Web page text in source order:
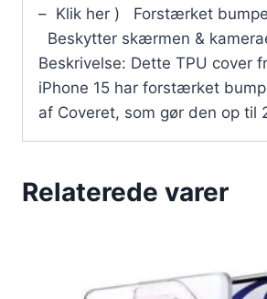
– Klik her ) Forstærket
Beskytter skærmen &
Beskrivelse: Dette TPU cover
iPhone 15 har forstærket
af Coveret, som gør den op til
Relaterede varer